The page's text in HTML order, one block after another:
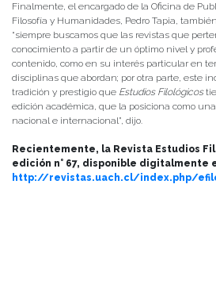
Finalmente, el encargado de la Oficina de
Filosofía y Humanidades, Pedro Tapia,
“siempre buscamos que las revistas que
conocimiento a partir de un óptimo nivel y
contenido, como en su interés particular en
disciplinas que abordan; por otra parte, este
tradición y prestigio que Estudios Filológicos
edición académica, que la posiciona como
nacional e internacional”, dijo.
Recientemente, la Revista Estudios
edición n° 67, disponible digitalmente
http://revistas.uach.cl/index.php/